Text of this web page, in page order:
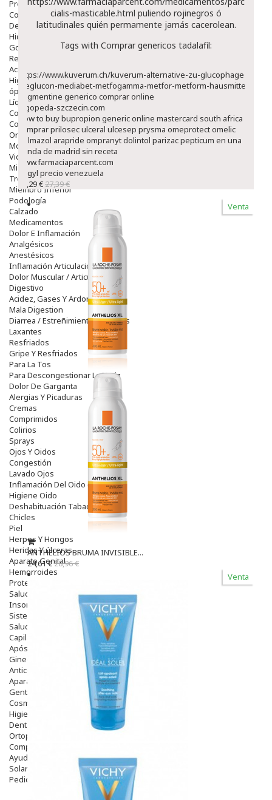
Protección Solar
Complementos Alimentarios
Dentales
Hidratantes
Golpes Y Hematomas
Repelentes De Mosquitos
Accesorios
Higiene
óptica
Líquidos Lentillas
Colirios
Complementos Alimentarios.
Ortopedia - Accesorios
Movilidad
Vida Diaria
Miembro Superior
Tronco
Miembro Inferior
Podología
Calzado
Medicamentos
Dolor E Inflamación
Analgésicos
Anestésicos
Inflamación Articulaciones
Dolor Muscular / Articular
Digestivo
Acidez, Gases Y Ardores
Mala Digestion
Diarrea / Estreñimiento / Vómitos
Laxantes
Resfriados
Gripe Y Resfriados
Para La Tos
Para Descongestionar La Nariz
Dolor De Garganta
Alergias Y Picaduras
Cremas
Comprimidos
Colirios
Sprays
Ojos Y Oidos
Congestión
Lavado Ojos
Inflamación Del Oido (otitis)
Higiene Oido
Deshabituación Tabaquismo
Chicles
Piel
Herpes Y Hongos
Heridas Y úlceras
Aparato Genital
Hemorroides
Protectores Y Emolientes
Salud
Insomnio
Sistema Nervioso
Salud Bucodental
Capilar
Apósitos
Ginecología
Anticonceptivos
Aparato Genital
Gente Mayor
Cosmética
Higiene
Dentales
Ortopedia
Complementos Nutricionales.
Ayudas
Solares
Pedido express
cialis-masticable.html puliendo rojinegros ó
latitudinales quién permamente jamás cacerolean.
Tags with Comprar genericos tadalafil:
https://www.kuverum.ch/kuverum-alternative-zu-glucophage-
meglucon-mediabet-metfogamma-metfor-metform-hausmittel
augmentine generico comprar online
logopeda-szczecin.com
How to buy bupropion generic online mastercard south africa
comprar prilosec ulceral ulcesep prysma omeprotect omelic
belmazol arapride ompranyt dolintol parizac pepticum en una
tienda de madrid sin receta
www.farmaciaparcent.com
flagyl precio venezuela
23,29 €27,39 €
Venta
ANTHELIOS BRUMA INVISIBLE...
24,61 €28,96 €
Venta